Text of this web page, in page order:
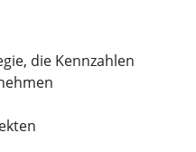
die Kennzahlen